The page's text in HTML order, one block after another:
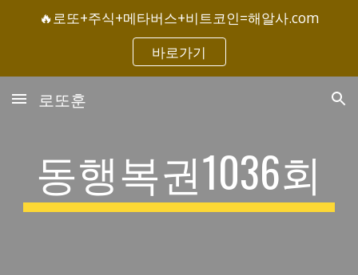
Skip to main content Skip to navigation
🔥로또+주식+메타버스+비트코인=해알사.com
바로가기
로또훈
동행복권1036회